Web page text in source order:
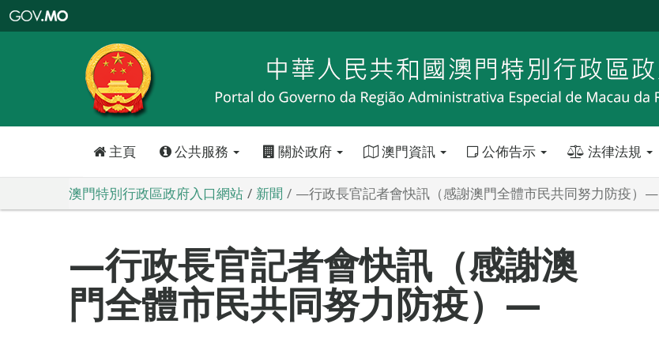
特
政
區
政
口
主頁 公共服務 關於政府 澳門資訊 公佈告示 法律法規
澳門特別行政區政府入口網站 新聞 —行政長官記者會快訊（感謝澳門全體市民共同努力防疫）—
—行政長官記者會快訊（感謝澳
門全體市民共同努力防疫）—